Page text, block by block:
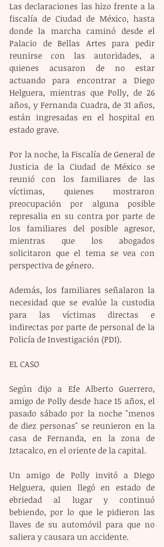
Las declaraciones las hizo frente a la
fiscalía de Ciudad de México, hasta
donde la marcha caminó desde el
Palacio de Bellas Artes para pedir
reunirse con las autoridades, a
quienes acusaron de no estar
actuando para encontrar a Diego
Helguera, mientras que Polly, de 26
años, y Fernanda Cuadra, de 31 años,
están ingresadas en el hospital en
estado grave.
Por la noche, la Fiscalía de General de
Justicia de la Ciudad de México se
reunió con los familiares de las
víctimas, quienes mostraron
preocupación por alguna posible
represalia en su contra por parte de
los familiares del posible agresor,
mientras que los abogados
solicitaron que el tema se vea con
perspectiva de género.
Además, los familiares señalaron la
necesidad que se evalúe la custodia
para las víctimas directas e
indirectas por parte de personal de la
Policía de Investigación (PDI).
EL CASO
Según dijo a Efe Alberto Guerrero,
amigo de Polly desde hace 15 años, el
pasado sábado por la noche "menos
de diez personas" se reunieron en la
casa de Fernanda, en la zona de
Iztacalco, en el oriente de la capital.
Un amigo de Polly invitó a Diego
Helguera, quien llegó en estado de
ebriedad al lugar y continuó
bebiendo, por lo que le pidieron las
llaves de su automóvil para que no
saliera y causara un accidente.